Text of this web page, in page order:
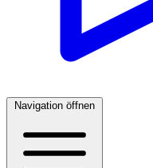
Navigation öffnen